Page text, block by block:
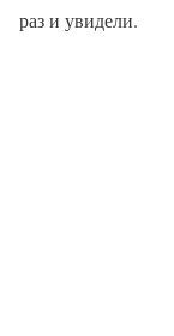
раз и увидели.